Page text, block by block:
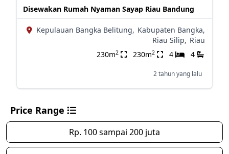
Disewakan Rumah Nyaman Sayap Riau Bandung
Kepulauan Bangka Belitung, Kabupaten Bangka,
Riau Silip, Riau
230m2 230m2 4 4
2 tahun yang lalu
Price Range
Rp. 100 sampai 200 juta